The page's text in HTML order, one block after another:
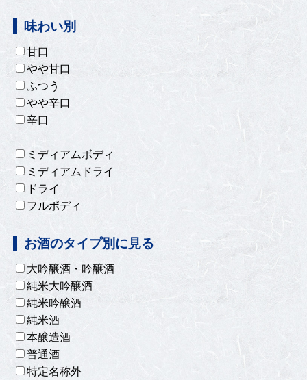
味わい別
甘口
やや甘口
ふつう
やや辛口
辛口
ミディアムボディ
ミディアムドライ
ドライ
フルボディ
お酒のタイプ別に見る
大吟醸酒・吟醸酒
純米大吟醸酒
純米吟醸酒
純米酒
本醸造酒
普通酒
特定名称外